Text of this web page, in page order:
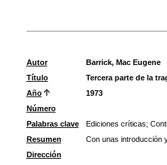
Autor
Barrick, Mac Eugene
Título
Tercera parte de la
Año
1973
Número
Palabras clave
Ediciones críticas;
Resumen
Con unas introducción
Dirección